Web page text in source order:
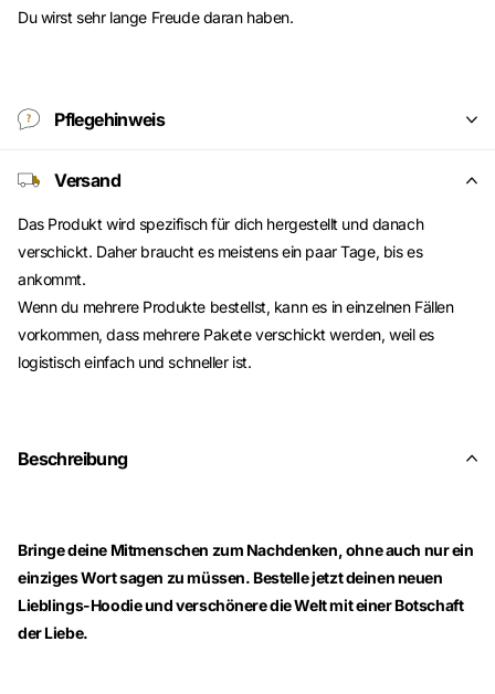
Du wirst sehr lange Freude daran haben.
Pflegehinweis
Versand
Das Produkt wird spezifisch für dich hergestellt und danach
verschickt. Daher braucht es meistens ein paar Tage, bis es
ankommt.
Wenn du mehrere Produkte bestellst, kann es in einzelnen Fällen
vorkommen, dass mehrere Pakete verschickt werden, weil es
logistisch einfach und schneller ist.
Beschreibung
Bringe deine Mitmenschen zum Nachdenken, ohne auch nur ein
einziges Wort sagen zu müssen. Bestelle jetzt deinen neuen
Lieblings-Hoodie und verschönere die Welt mit einer Botschaft
der Liebe.